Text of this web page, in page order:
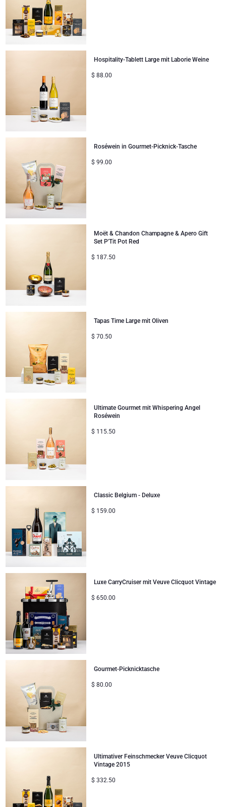
Hospitality-Tablett Large mit Laborie Weine
$ 88.00
Roséwein in Gourmet-Picknick-Tasche
$ 99.00
Moët & Chandon Champagne & Apero Gift
Set P'Tit Pot Red
$ 187.50
Tapas Time Large mit Oliven
$ 70.50
Ultimate Gourmet mit Whispering Angel
Roséwein
$ 115.50
Classic Belgium - Deluxe
$ 159.00
Luxe CarryCruiser mit Veuve Clicquot Vintage
$ 650.00
Gourmet-Picknicktasche
$ 80.00
Ultimativer Feinschmecker Veuve Clicquot
Vintage 2015
$ 332.50